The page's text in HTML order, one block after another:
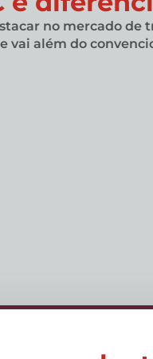
no mercado de
vai além do